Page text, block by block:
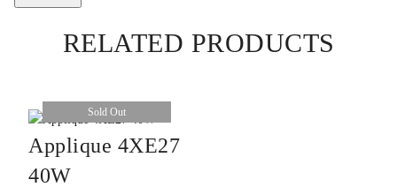
RELATED PRODUCTS
Sold Out
Applique 4XE27
40W